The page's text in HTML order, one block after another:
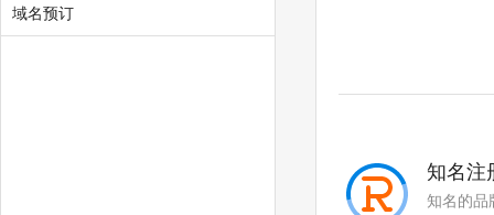
.homes
域名预订
知名注
知名的品